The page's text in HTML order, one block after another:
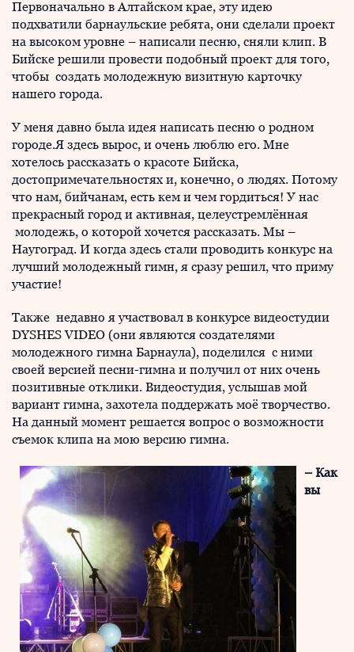
Первоначально в Алтайском крае, эту идею
подхватили барнаульские ребята, они сделали проект
на высоком уровне – написали песню, сняли клип. В
Бийске решили провести подобный проект для того,
чтобы создать молодежную визитную карточку
нашего города.
У меня давно была идея написать песню о родном
городе.Я здесь вырос, и очень люблю его. Мне
хотелось рассказать о красоте Бийска,
достопримечательностях и, конечно, о людях. Потому
что нам, бийчанам, есть кем и чем гордиться! У нас
прекрасный город и активная, целеустремлённая
молодежь, о которой хочется рассказать. Мы –
Наугоград. И когда здесь стали проводить конкурс на
лучший молодежный гимн, я сразу решил, что приму
участие!
Также недавно я участвовал в конкурсе видеостудии
DYSHES VIDEO (они являются создателями
молодежного гимна Барнаула), поделился с ними
своей версией песни-гимна и получил от них очень
позитивные отклики. Видеостудия, услышав мой
вариант гимна, захотела поддержать моё творчество.
На данный момент решается вопрос о возможности
съемок клипа на мою версию гимна.
– Как
вы